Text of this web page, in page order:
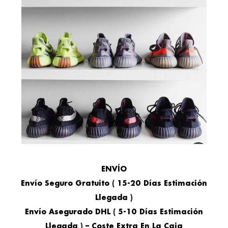
ENVÍO
Envío Seguro Gratuito ( 15-20 Días Estimación
Llegada )
Envío Asegurado DHL ( 5-10 Días Estimación